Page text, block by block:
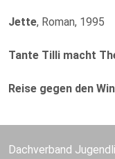
Jette, Roman, 1995
Tante Tilli macht
Reise gegen den
Dachverband